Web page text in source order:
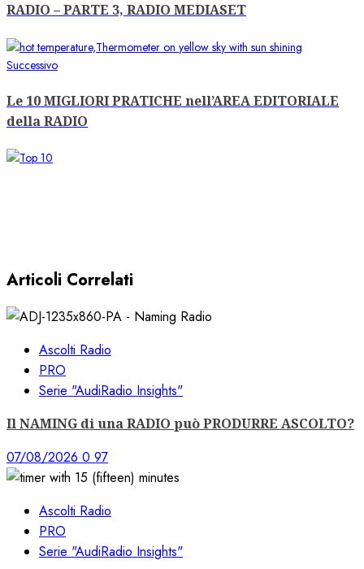
RADIO – PARTE 3, RADIO MEDIASET
SuccessivoArticolo
Le 10 MIGLIORI PRATICHE nell’AREA EDITORIALE
della RADIO
Articoli Correlati
Ascolti Radio
PRO
Serie "AudiRadio Insights"
Il NAMING di una RADIO può PRODURRE ASCOLTO?
07/08/2026 0 97
Ascolti Radio
PRO
Serie "AudiRadio Insights"